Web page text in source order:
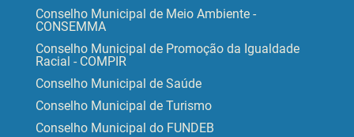
Conselho Municipal de Meio Ambiente -
CONSEMMA
Conselho Municipal de Promoção da Igualdade
Racial - COMPIR
Conselho Municipal de Saúde
Conselho Municipal de Turismo
Conselho Municipal do FUNDEB